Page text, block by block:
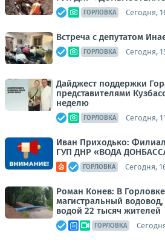
ГОРЛОВКА Сегодня,
Встреча с депутатом
ГОРЛОВКА Сегодня,
Дайджест поддержки
представителями
неделю
ГОРЛОВКА Сегодня,
Иван Приходько:
ГУП ДНР «ВОДА
ГОРЛОВКА Сегодня,
Роман Конев: В
магистральный
водой 22 тысяч жителей
ГОРЛОВКА